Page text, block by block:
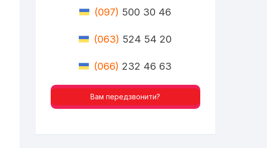
(097) 500 30 46
(063) 524 54 20
(066) 232 46 63
Вам передзвонити?